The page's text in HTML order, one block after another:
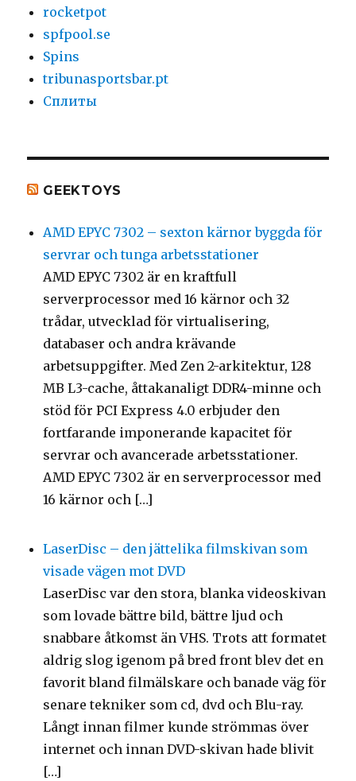
rocketpot
spfpool.se
Spins
tribunasportsbar.pt
Сплиты
GEEKTOYS
AMD EPYC 7302 – sexton kärnor byggda för
servrar och tunga arbetsstationer
AMD EPYC 7302 är en kraftfull
serverprocessor med 16 kärnor och 32
trådar, utvecklad för virtualisering,
databaser och andra krävande
arbetsuppgifter. Med Zen 2-arkitektur, 128
MB L3-cache, åttakanaligt DDR4-minne och
stöd för PCI Express 4.0 erbjuder den
fortfarande imponerande kapacitet för
servrar och avancerade arbetsstationer.
AMD EPYC 7302 är en serverprocessor med
16 kärnor och […]
LaserDisc – den jättelika filmskivan som
visade vägen mot DVD
LaserDisc var den stora, blanka videoskivan
som lovade bättre bild, bättre ljud och
snabbare åtkomst än VHS. Trots att formatet
aldrig slog igenom på bred front blev det en
favorit bland filmälskare och banade väg för
senare tekniker som cd, dvd och Blu-ray.
Långt innan filmer kunde strömmas över
internet och innan DVD-skivan hade blivit
[…]